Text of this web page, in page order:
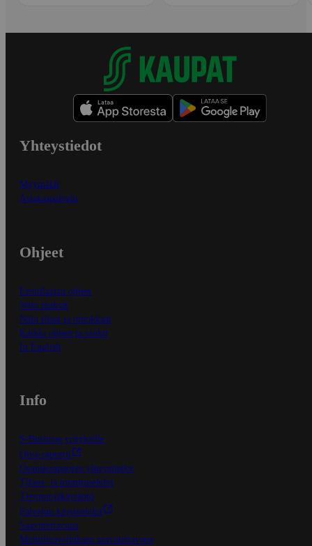
Yhteystiedot
Myymälät
Asiakaspalvelu
Ohjeet
Ensitilaajan ohjeet
Näin maksat
Näin tilaat ja muokkaat
Kaikki ohjeet ja vinkit
In English
Info
S-Business yrityksille
Oiva-raportit
Osuuskauppojen yhteystiedot
Tilaus- ja toimitusehdot
Tietosuojakäytäntö
Palvelun käyttöehdot
Saavutettavuus
Mobiilisovelluksen saavutettavuus